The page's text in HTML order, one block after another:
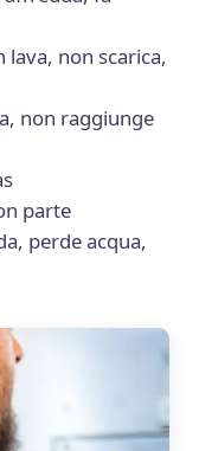
non scarica,
non raggiunge
parte
perde acqua,